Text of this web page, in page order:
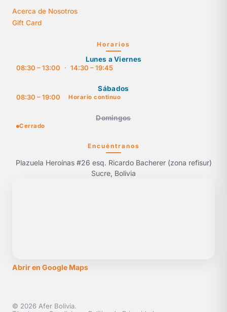
Acerca de Nosotros
Gift Card
Horarios
Lunes a Viernes
08:30 – 13:00
· 14:30 – 19:45
Sábados
08:30 – 19:00
Horario continuo
Domingos
Cerrado
Encuéntranos
Plazuela Heroínas #26 esq. Ricardo Bacherer (zona refisur)
Sucre, Bolivia
Abrir en Google Maps
© 2026 Afer Bolivia.